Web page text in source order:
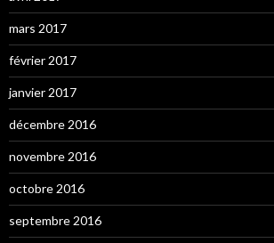
mars 2017
février 2017
janvier 2017
décembre 2016
novembre 2016
octobre 2016
septembre 2016